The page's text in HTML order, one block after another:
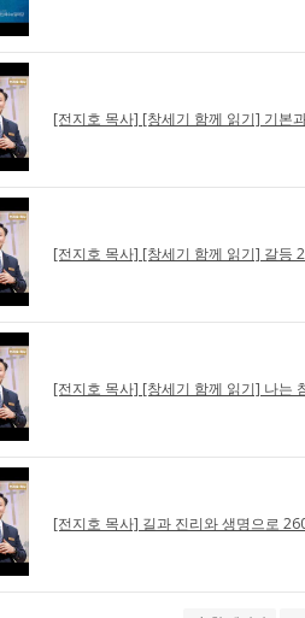
[전지호 목사] [창세기 함께 읽기] 기본
[전지호 목사] [창세기 함께 읽기] 갈등
[전지호 목사] [창세기 함께 읽기] 나는
[전지호 목사] 길과 진리와 생명으로